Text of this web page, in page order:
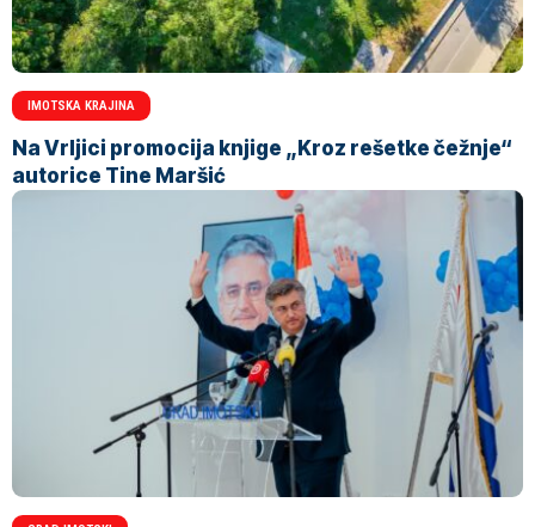
IMOTSKA KRAJINA
Na Vrljici promocija knjige „Kroz rešetke čežnje“
autorice Tine Maršić